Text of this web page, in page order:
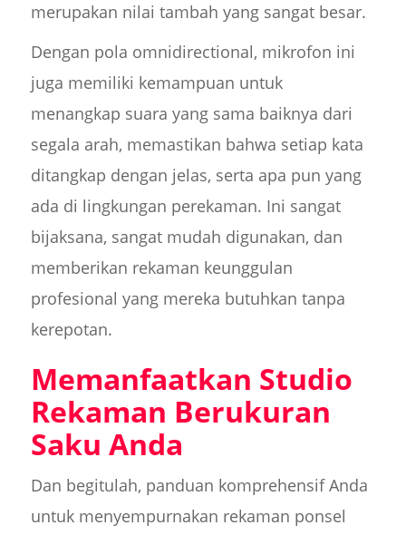
merupakan nilai tambah yang sangat besar.
Dengan pola omnidirectional, mikrofon ini
juga memiliki kemampuan untuk
menangkap suara yang sama baiknya dari
segala arah, memastikan bahwa setiap kata
ditangkap dengan jelas, serta apa pun yang
ada di lingkungan perekaman. Ini sangat
bijaksana, sangat mudah digunakan, dan
memberikan rekaman keunggulan
profesional yang mereka butuhkan tanpa
kerepotan.
Memanfaatkan Studio
Rekaman Berukuran
Saku Anda
Dan begitulah, panduan komprehensif Anda
untuk menyempurnakan rekaman ponsel